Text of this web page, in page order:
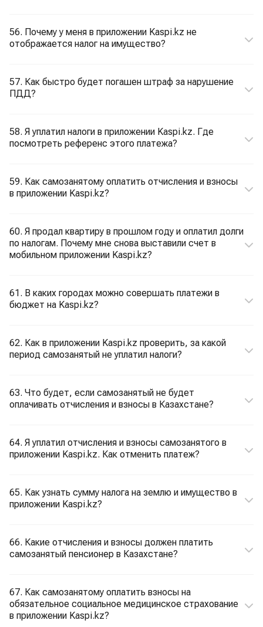
56. Почему у меня в приложении Kaspi.kz не
отображается налог на имущество?
57. Как быстро будет погашен штраф за нарушение
ПДД?
58. Я уплатил налоги в приложении Kaspi.kz. Где
посмотреть референс этого платежа?
59. Как самозанятому оплатить отчисления и взносы
в приложении Kaspi.kz?
60. Я продал квартиру в прошлом году и оплатил долги
по налогам. Почему мне снова выставили счет в
мобильном приложении Kaspi.kz?
61. В каких городах можно совершать платежи в
бюджет на Kaspi.kz?
62. Как в приложении Kaspi.kz проверить, за какой
период самозанятый не уплатил налоги?
63. Что будет, если самозанятый не будет
оплачивать отчисления и взносы в Казахстане?
64. Я уплатил отчисления и взносы самозанятого в
приложении Kaspi.kz. Как отменить платеж?
65. Как узнать сумму налога на землю и имущество в
приложении Kaspi.kz?
66. Какие отчисления и взносы должен платить
самозанятый пенсионер в Казахстане?
67. Как самозанятому оплатить взносы на
обязательное социальное медицинское страхование
в приложении Kaspi.kz?